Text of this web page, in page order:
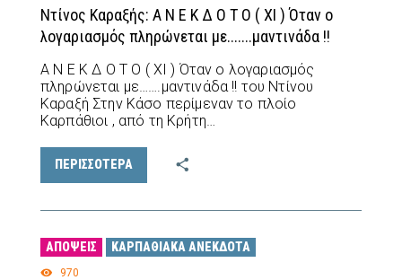
Ντίνος Καραξής: Α Ν Ε Κ Δ Ο Τ Ο ( XI ) Όταν ο
λογαριασμός πληρώνεται με.......μαντινάδα !!
Α Ν Ε Κ Δ Ο Τ Ο ( XI ) Όταν ο λογαριασμός
πληρώνεται με…….μαντινάδα !! του Ντίνου
Καραξή Στην Κάσο περίμεναν το πλοίο
Καρπάθιοι , από τη Κρήτη…
ΠΕΡΙΣΣΟΤΕΡΑ
ΑΠΌΨΕΙΣ ΚΑΡΠΑΘΙΑΚΆ ΑΝΈΚΔΟΤΑ
970